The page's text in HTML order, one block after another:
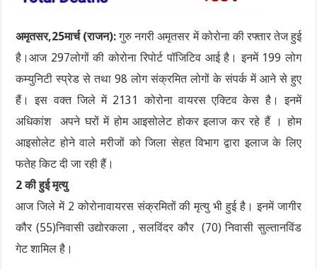
अमृतसर,25मार्च (राजन):गुरु नगरी अमृतसर में कोरोना की रफ्तार तेज हुई
है।आज 297लोगों की कोरोना रिपोर्ट पॉजिटिव आई है। इनमें 199 लोग
कम्युनिटी स्प्रेड से तथा 98 लोग संक्रमित लोगों के संपर्क में आने से हुए
हैं। इस वक्त जिले में 2131 कोरोना वायरस एक्टिव केस है। इनमें
अधिकांश अपने घरों में होम आइसोलेट होकर इलाज कर रहे हैं । होम
आइसोलेट होने वाले मरीजों को जिला सेहत विभाग द्वारा इलाज के लिए
फतेह किट दी जा रही हैं।
2 की हुई मृत्यु
आज जिले में 2 कोरोनावायरस संक्रमितों की मृत्यु भी हुई है। इनमें जागीर
कौर (55)निवासी उद्योरकला , सलविंदर कौर (70) निवासी सुल्तानविंड
गेट शामिल है।